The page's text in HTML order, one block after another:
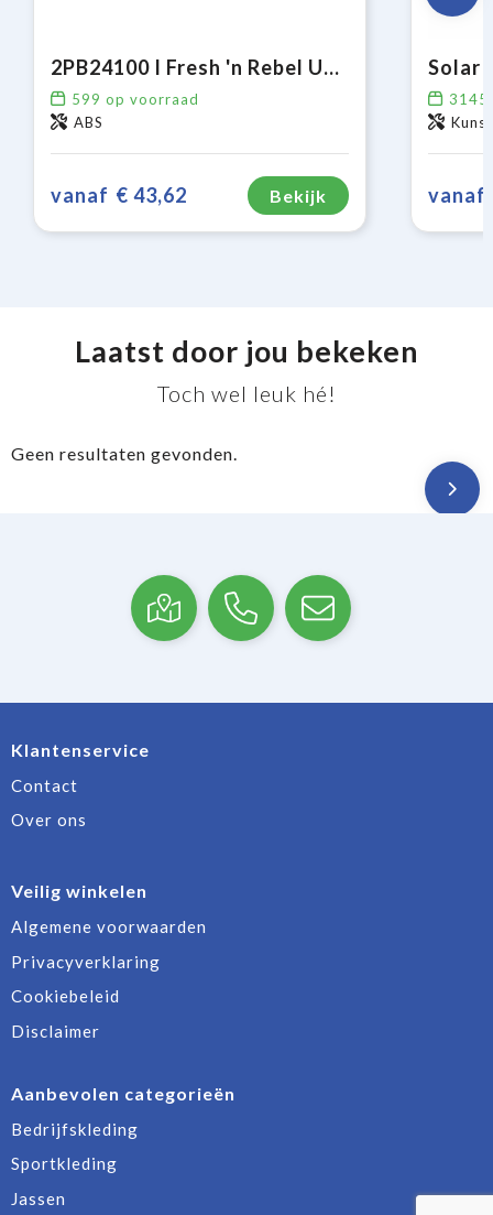
2PB24100 I Fresh 'n Rebel USB-C Powerbank 24000mAh
599 op voorraad
ABS
vanaf € 43,62 Bekijk
3145
vanaf
Laatst door jou bekeken
Toch wel leuk hé!
Geen resultaten gevonden.
Klantenservice
Contact
Over ons
Veilig winkelen
Algemene voorwaarden
Privacyverklaring
Cookiebeleid
Disclaimer
Aanbevolen categorieën
Bedrijfskleding
Sportkleding
Jassen